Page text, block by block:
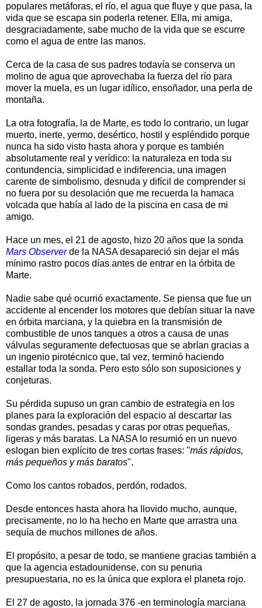
populares metáforas, el río, el agua que fluye y que pasa, la
vida que se escapa sin poderla retener. Ella, mi amiga,
desgraciadamente, sabe mucho de la vida que se escurre
como el agua de entre las manos.
Cerca de la casa de sus padres todavía se conserva un
molino de agua que aprovechaba la fuerza del río para
mover la muela, es un lugar idílico, ensoñador, una perla de
montaña.
La otra fotografía, la de Marte, es todo lo contrario, un lugar
muerto, inerte, yermo, desértico, hostil y espléndido porque
nunca ha sido visto hasta ahora y porque es también
absolutamente real y verídico: la naturaleza en toda su
contundencia, simplicidad e indiferencia, una imagen
carente de simbolismo, desnuda y difícil de comprender si
no fuera por su desolación que me recuerda la hamaca
volcada que había al lado de la piscina en casa de mi
amigo.
Hace un mes, el 21 de agosto, hizo 20 años que la sonda
Mars Observerde la NASA desapareció sin dejar el más
mínimo rastro pocos días antes de entrar en la órbita de
Marte.
Nadie sabe qué ocurrió exactamente. Se piensa que fue un
accidente al encender los motores que debían situar la nave
en órbita marciana, y la quiebra en la transmisión de
combustible de unos tanques a otros a causa de unas
válvulas seguramente defectuosas que se abrían gracias a
un ingenio pirotécnico que, tal vez, terminó haciendo
estallar toda la sonda. Pero esto sólo son suposiciones y
conjeturas.
Su pérdida supuso un gran cambio de estrategia en los
planes para la exploración del espacio al descartar las
sondas grandes, pesadas y caras por otras pequeñas,
ligeras y más baratas. La NASA lo resumió en un nuevo
eslogan bien explícito de tres cortas frases: "más rápidos,
más pequeños y más baratos".
Como los cantos robados, perdón, rodados.
Desde entonces hasta ahora ha llovido mucho, aunque,
precisamente, no lo ha hecho en Marte que arrastra una
sequía de muchos millones de años.
El propósito, a pesar de todo, se mantiene gracias también a
que la agencia estadounidense, con su penuria
presupuestaria, no es la única que explora el planeta rojo.
El 27 de agosto, la jornada 376 -en terminología marciana